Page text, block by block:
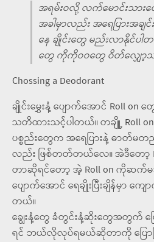
အရမ်းဝလို့ လက်မောင်းသားတွ
အခါမှာလည်း အရေပြားအခ
နေ ချိုင်းတွေ မည်းလာနိုင်ပါ
တွေ ကိုကိုဝဝတွေ ဝိတ်လျှော့
Chossing a Deodorant
ချိုင်းမွှေးနံ့ ပျောက်အောင် Roll
သတိထားသင့်ပါတယ်။ တချိူ့ Roll
ပစ္စည်းတွေက အရေပြားနဲ့ ဓာတ်မတ
လည်း ဖြစ်တတ်တယ်လေ။ အဲဒီတော့
တာဆိုရင်တော့ အဲ့ Roll on ကိုဆက်မသုံ
ပျောက်အောင် ရေချိုးပြီးချိန်မှာ ကျ
တယ်။
ချွေးနံ့တွေ ခံတွင်းနံ့ဆိုးတွေအတွက် ဖြ
ရင် ဘယ်လိုလုပ်ရမယ်ဆိုတာကို ပြော